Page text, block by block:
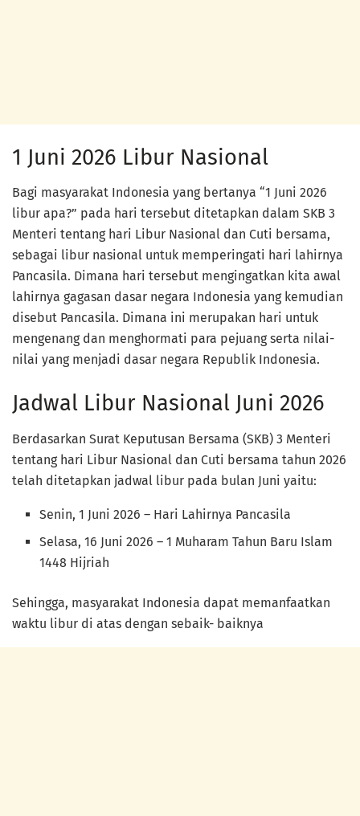
1 Juni 2026 Libur Nasional
Bagi masyarakat Indonesia yang bertanya “1 Juni 2026
libur apa?” pada hari tersebut ditetapkan dalam SKB 3
Menteri tentang hari Libur Nasional dan Cuti bersama,
sebagai libur nasional untuk memperingati hari lahirnya
Pancasila. Dimana hari tersebut mengingatkan kita awal
lahirnya gagasan dasar negara Indonesia yang kemudian
disebut Pancasila. Dimana ini merupakan hari untuk
mengenang dan menghormati para pejuang serta nilai-
nilai yang menjadi dasar negara Republik Indonesia.
Jadwal Libur Nasional Juni 2026
Berdasarkan Surat Keputusan Bersama (SKB) 3 Menteri
tentang hari Libur Nasional dan Cuti bersama tahun 2026
telah ditetapkan jadwal libur pada bulan Juni yaitu:
Senin, 1 Juni 2026 – Hari Lahirnya Pancasila
Selasa, 16 Juni 2026 – 1 Muharam Tahun Baru Islam
1448 Hijriah
Sehingga, masyarakat Indonesia dapat memanfaatkan
waktu libur di atas dengan sebaik- baiknya